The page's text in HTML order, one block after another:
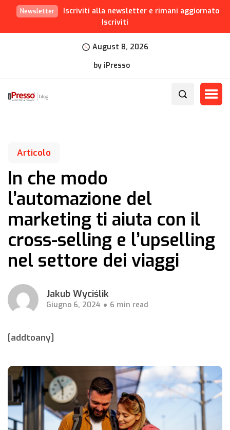
Newsletter
Iscriviti alla newsletter e rimani aggiornato
Iscriviti
August 8, 2026
by iPresso
Articolo
In che modo
l’automazione del
marketing ti aiuta con il
cross-selling e l’upselling
nel settore dei viaggi
Jakub Wyciślik
Giugno 6, 2024 6 min read
[addtoany]